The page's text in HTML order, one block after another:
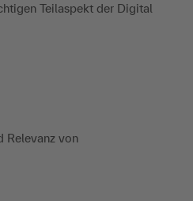
Teilaspekt der Digital
Relevanz von